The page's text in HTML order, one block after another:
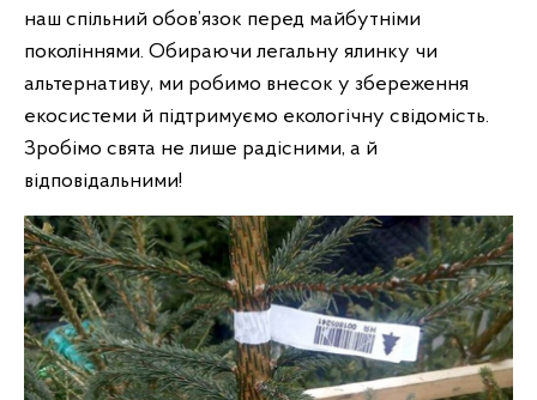
наш спільний обов’язок перед майбутніми
поколіннями. Обираючи легальну ялинку чи
альтернативу, ми робимо внесок у збереження
екосистеми й підтримуємо екологічну свідомість.
Зробімо свята не лише радісними, а й
відповідальними!